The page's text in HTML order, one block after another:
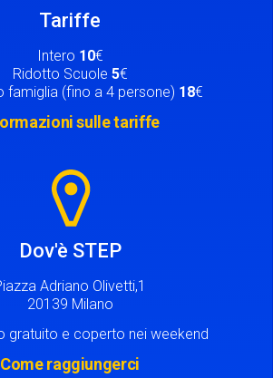
Tariffe
Intero 10€
Ridotto Scuole 5€
famiglia (fino a 4 persone) 18€
sulle tariffe
Dov'è STEP
Adriano Olivetti,1
20139 Milano
gratuito e coperto nei weekend
Come raggiungerci